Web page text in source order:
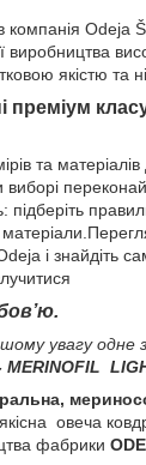
компанія Odeja
виробництва
якістю та
преміум
та
виборі
підберіть
і знайдіть
увагу одне
MERINOFIL
овеча
фабрики